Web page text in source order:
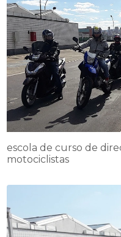
escola de curso de
motociclistas